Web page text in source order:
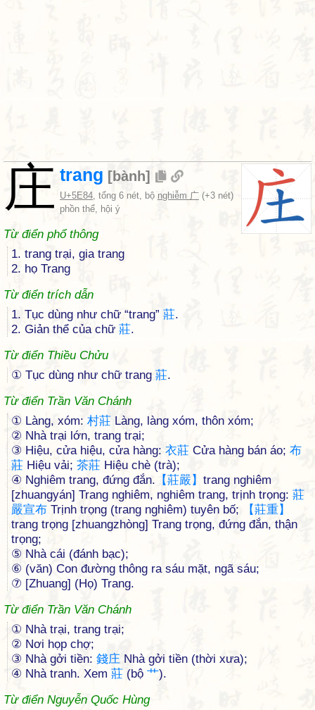
庄 trang [bành]
U+5E84, tổng 6 nét, bộ nghiễm 广 (+3 nét)
phồn thể, hội ý
Từ điển phổ thông
1. trang trại, gia trang
2. họ Trang
Từ điển trích dẫn
1. Tục dùng như chữ “trang” 莊.
2. Giản thể của chữ 莊.
Từ điển Thiều Chửu
① Tục dùng như chữ trang 莊.
Từ điển Trần Văn Chánh
① Làng, xóm: 村莊 Làng, làng xóm, thôn xóm;
② Nhà trại lớn, trang trại;
③ Hiệu, cửa hiệu, cửa hàng: 衣莊 Cửa hàng bán áo; 布
莊 Hiệu vải; 茶莊 Hiệu chè (trà);
④ Nghiêm trang, đứng đắn. 【莊嚴 】 trang nghiêm
[zhuangyán] Trang nghiêm, nghiêm trang, trịnh trọng: 莊
嚴宣布 Trịnh trọng (trang nghiêm) tuyên bố; 【莊重】
trang trọng [zhuangzhòng] Trang trọng, đứng đắn, thận
trọng;
⑤ Nhà cái (đánh bạc);
⑥ (văn) Con đường thông ra sáu mặt, ngã sáu;
⑦ [Zhuang] (Họ) Trang.
Từ điển Trần Văn Chánh
① Nhà trại, trang trại;
② Nơi họp chợ;
③ Nhà gởi tiền: 錢庄 Nhà gởi tiền (thời xưa);
④ Nhà tranh. Xem 莊 (bộ 艹).
Từ điển Nguyễn Quốc Hùng